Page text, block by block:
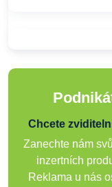
Chcete
Zanechte nám
inzertních
Reklama u nás